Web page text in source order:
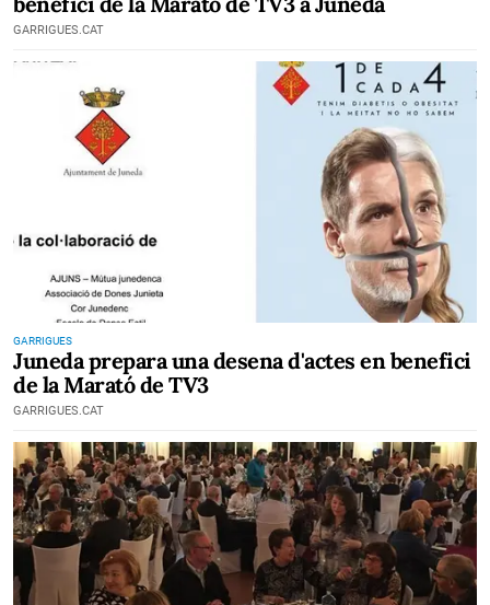
GARRIGUES.CAT
GARRIGUES
Juneda prepara una desena d'actes en benefici
de la Marató de TV3
GARRIGUES.CAT